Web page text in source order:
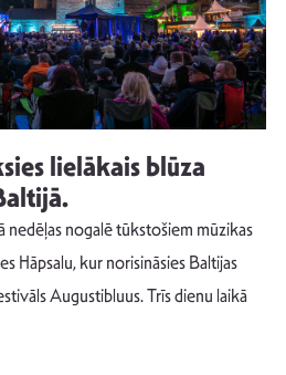
lielākais blūza
nedēļas nogalē tūkstošiem mūzikas
Hāpsalu, kur norisināsies Baltijas
Augustibluus. Trīs dienu laikā